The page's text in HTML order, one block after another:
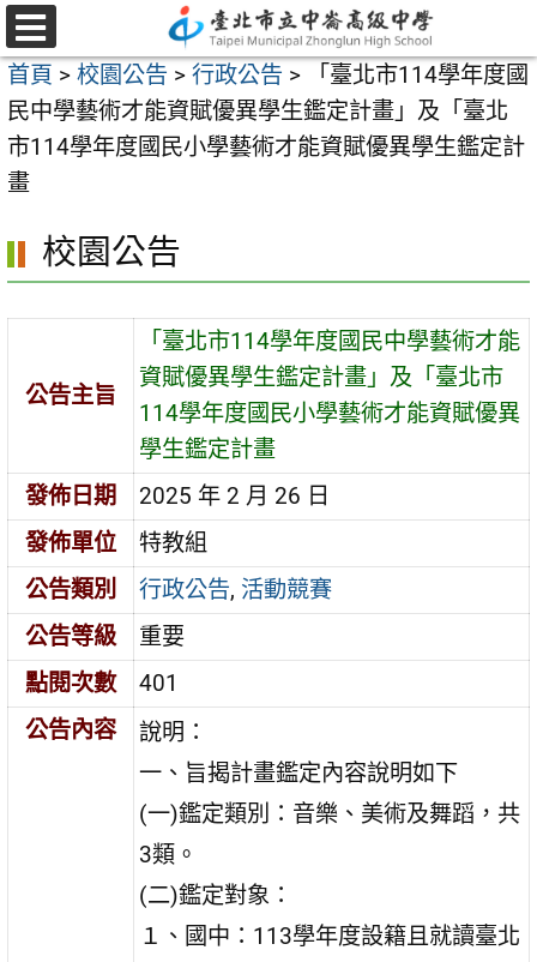
跳
至
主
要
內
容
選
單
首頁 > 校園公告 > 行政公告 >
「臺北市114學年度國
民中學藝術才能資賦優異學生鑑定計畫」及「臺北
市114學年度國民小學藝術才能資賦優異學生鑑定計
畫
校園公告
公告主旨
「臺北市114學年度國民中學藝術才能
資賦優異學生鑑定計畫」及「臺北市
114學年度國民小學藝術才能資賦優異
學生鑑定計畫
發佈日期
2025 年 2 月 26 日
發佈單位
特教組
公告類別
行政公告, 活動競賽
公告等級
重要
點閱次數
401
公告內容
說明：
一、旨揭計畫鑑定內容說明如下
(一)鑑定類別：音樂、美術及舞蹈，共
3類。
(二)鑑定對象：
１、國中：113學年度設籍且就讀臺北